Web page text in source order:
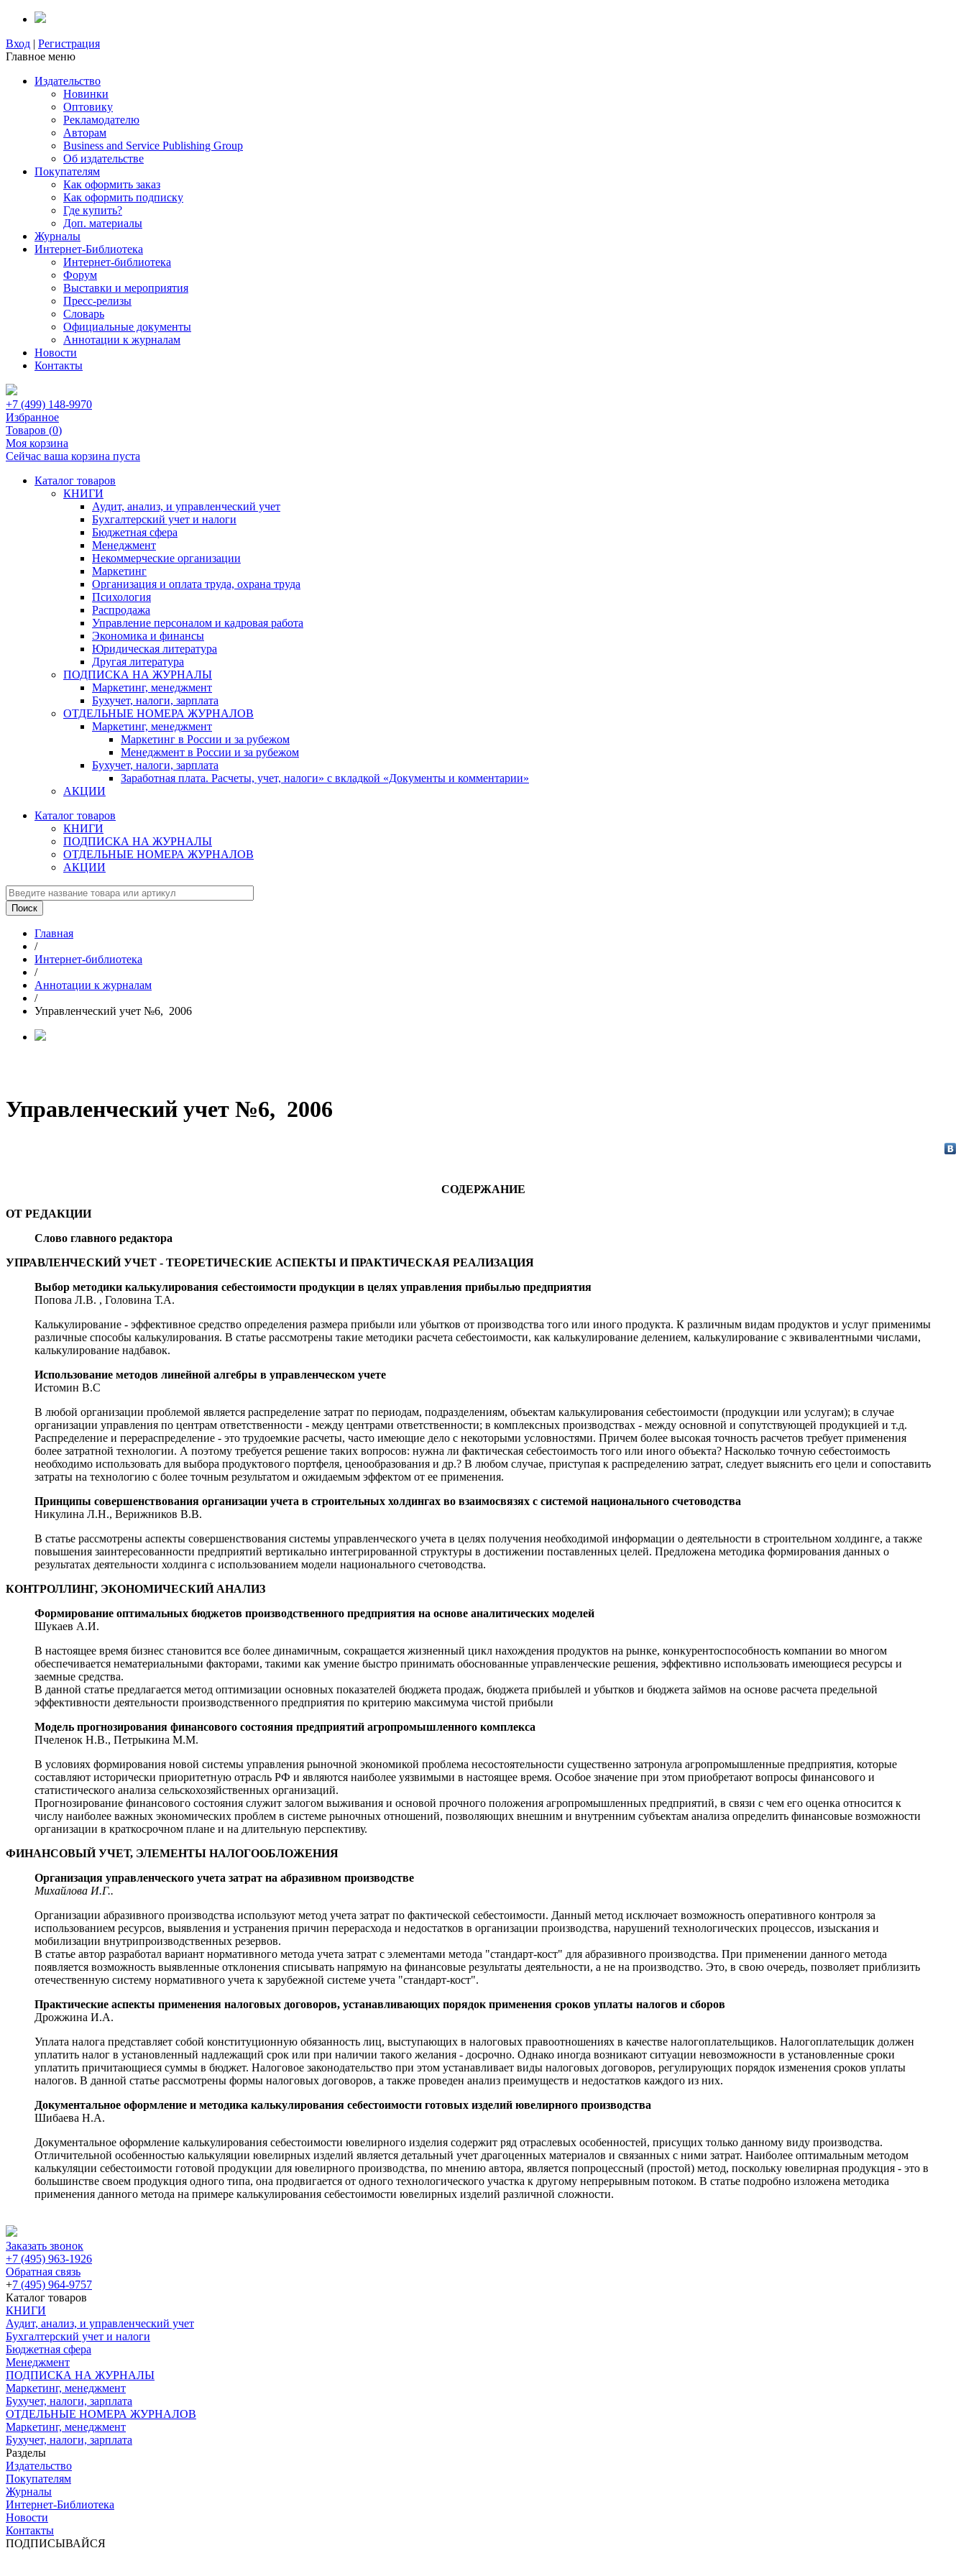
Вход | Регистрация
Главное меню
Издательство
Новинки
Оптовику
Рекламодателю
Авторам
Business and Service Publishing Group
Об издательстве
Покупателям
Как оформить заказ
Как оформить подписку
Где купить?
Доп. материалы
Журналы
Интернет-Библиотека
Интернет-библиотека
Форум
Выставки и мероприятия
Пресс-релизы
Словарь
Официальные документы
Аннотации к журналам
Новости
Контакты
+7 (499) 148-9970
Избранное
Товаров (0)
Моя корзина
Сейчас ваша корзина пуста
Каталог товаров
КНИГИ
Аудит, анализ, и управленческий учет
Бухгалтерский учет и налоги
Бюджетная сфера
Менеджмент
Некоммерческие организации
Маркетинг
Организация и оплата труда, охрана труда
Психология
Распродажа
Управление персоналом и кадровая работа
Экономика и финансы
Юридическая литература
Другая литература
ПОДПИСКА НА ЖУРНАЛЫ
Маркетинг, менеджмент
Бухучет, налоги, зарплата
ОТДЕЛЬНЫЕ НОМЕРА ЖУРНАЛОВ
Маркетинг, менеджмент
Маркетинг в России и за рубежом
Менеджмент в России и за рубежом
Бухучет, налоги, зарплата
Заработная плата. Расчеты, учет, налоги» с вкладкой «Документы и комментарии»
АКЦИИ
Каталог товаров
КНИГИ
ПОДПИСКА НА ЖУРНАЛЫ
ОТДЕЛЬНЫЕ НОМЕРА ЖУРНАЛОВ
АКЦИИ
Главная
/
Интернет-библиотека
/
Аннотации к журналам
/
Управленческий учет №6, 2006
Управленческий учет №6, 2006
СОДЕРЖАНИЕ
ОТ РЕДАКЦИИ
Слово главного редактора
УПРАВЛЕНЧЕСКИЙ УЧЕТ - ТЕОРЕТИЧЕСКИЕ АСПЕКТЫ И ПРАКТИЧЕСКАЯ РЕАЛИЗАЦИЯ
Выбор методики калькулирования себестоимости продукции в целях управления прибылью предприятия
Попова Л.В. , Головина Т.А.
Калькулирование - эффективное средство определения размера прибыли или убытков от производства того или иного продукта. К различным видам продуктов и услуг применимы
различные способы калькулирования. В статье рассмотрены такие методики расчета себестоимости, как калькулирование делением, калькулирование с эквивалентными числами,
калькулирование надбавок.
Использование методов линейной алгебры в управленческом учете
Истомин В.С
В любой организации проблемой является распределение затрат по периодам, подразделениям, объектам калькулирования себестоимости (продукции или услугам); в случае
организации управления по центрам ответственности - между центрами ответственности; в комплексных производствах - между основной и сопутствующей продукцией и т.д.
Распределение и перераспределение - это трудоемкие расчеты, часто имеющие дело с некоторыми условностями. Причем более высокая точность расчетов требует применения
более затратной технологии. А поэтому требуется решение таких вопросов: нужна ли фактическая себестоимость того или иного объекта? Насколько точную себестоимость
необходимо использовать для выбора продуктового портфеля, ценообразования и др.? В любом случае, приступая к распределению затрат, следует выяснить его цели и сопоставить
затраты на технологию с более точным результатом и ожидаемым эффектом от ее применения.
Принципы совершенствования организации учета в строительных холдингах во взаимосвязях с системой национального счетоводства
Никулина Л.Н., Верижников В.В.
В статье рассмотрены аспекты совершенствования системы управленческого учета в целях получения необходимой информации о деятельности в строительном холдинге, а также
повышения заинтересованности предприятий вертикально интегрированной структуры в достижении поставленных целей. Предложена методика формирования данных о
результатах деятельности холдинга с использованием модели национального счетоводства.
КОНТРОЛЛИНГ, ЭКОНОМИЧЕСКИЙ АНАЛИЗ
Формирование оптимальных бюджетов производственного предприятия на основе аналитических моделей
Шукаев А.И.
В настоящее время бизнес становится все более динамичным, сокращается жизненный цикл нахождения продуктов на рынке, конкурентоспособность компании во многом
обеспечивается нематериальными факторами, такими как умение быстро принимать обоснованные управленческие решения, эффективно использовать имеющиеся ресурсы и
заемные средства.
В данной статье предлагается метод оптимизации основных показателей бюджета продаж, бюджета прибылей и убытков и бюджета займов на основе расчета предельной
эффективности деятельности производственного предприятия по критерию максимума чистой прибыли
Модель прогнозирования финансового состояния предприятий агропромышленного комплекса
Пчеленок Н.В., Петрыкина М.М.
В условиях формирования новой системы управления рыночной экономикой проблема несостоятельности существенно затронула агропромышленные предприятия, которые
составляют исторически приоритетную отрасль РФ и являются наиболее уязвимыми в настоящее время. Особое значение при этом приобретают вопросы финансового и
статистического анализа сельскохозяйственных организаций.
Прогнозирование финансового состояния служит залогом выживания и основой прочного положения агропромышленных предприятий, в связи с чем его оценка относится к
числу наиболее важных экономических проблем в системе рыночных отношений, позволяющих внешним и внутренним субъектам анализа определить финансовые возможности
организации в краткосрочном плане и на длительную перспективу.
ФИНАНСОВЫЙ УЧЕТ, ЭЛЕМЕНТЫ НАЛОГООБЛОЖЕНИЯ
Организация управленческого учета затрат на абразивном производстве
Михайлова И.Г..
Организации абразивного производства используют метод учета затрат по фактической себестоимости. Данный метод исключает возможность оперативного контроля за
использованием ресурсов, выявления и устранения причин перерасхода и недостатков в организации производства, нарушений технологических процессов, изыскания и
мобилизации внутрипроизводственных резервов.
В статье автор разработал вариант нормативного метода учета затрат с элементами метода "стандарт-кост" для абразивного производства. При применении данного метода
появляется возможность выявленные отклонения списывать напрямую на финансовые результаты деятельности, а не на производство. Это, в свою очередь, позволяет приблизить
отечественную систему нормативного учета к зарубежной системе учета "стандарт-кост".
Практические аспекты применения налоговых договоров, устанавливающих порядок применения сроков уплаты налогов и сборов
Дрожжина И.А.
Уплата налога представляет собой конституционную обязанность лиц, выступающих в налоговых правоотношениях в качестве налогоплательщиков. Налогоплательщик должен
уплатить налог в установленный надлежащий срок или при наличии такого желания - досрочно. Однако иногда возникают ситуации невозможности в установленные сроки
уплатить причитающиеся суммы в бюджет. Налоговое законодательство при этом устанавливает виды налоговых договоров, регулирующих порядок изменения сроков уплаты
налогов. В данной статье рассмотрены формы налоговых договоров, а также проведен анализ преимуществ и недостатков каждого из них.
Документальное оформление и методика калькулирования себестоимости готовых изделий ювелирного производства
Шибаева Н.А.
Документальное оформление калькулирования себестоимости ювелирного изделия содержит ряд отраслевых особенностей, присущих только данному виду производства.
Отличительной особенностью калькуляции ювелирных изделий является детальный учет драгоценных материалов и связанных с ними затрат. Наиболее оптимальным методом
калькуляции себестоимости готовой продукции для ювелирного производства, по мнению автора, является попроцессный (простой) метод, поскольку ювелирная продукция - это в
большинстве своем продукция одного типа, она продвигается от одного технологического участка к другому непрерывным потоком. В статье подробно изложена методика
применения данного метода на примере калькулирования себестоимости ювелирных изделий различной сложности.
Заказать звонок
+7 (495) 963-1926
Обратная связь
+7 (495) 964-9757
Каталог товаров
КНИГИ
Аудит, анализ, и управленческий учет
Бухгалтерский учет и налоги
Бюджетная сфера
Менеджмент
ПОДПИСКА НА ЖУРНАЛЫ
Маркетинг, менеджмент
Бухучет, налоги, зарплата
ОТДЕЛЬНЫЕ НОМЕРА ЖУРНАЛОВ
Маркетинг, менеджмент
Бухучет, налоги, зарплата
Разделы
Издательство
Покупателям
Журналы
Интернет-Библиотека
Новости
Контакты
ПОДПИСЫВАЙСЯ